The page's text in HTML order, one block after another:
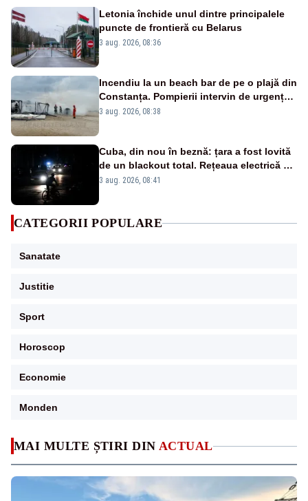
MAI MULTE ȘTIRI DIN ACTUAL
Letonia închide unul dintre principalele
puncte de frontieră cu Belarus
3 aug. 2026, 08:36
Incendiu la un beach bar de pe o plajă din
Constanța. Pompierii intervin de urgență -
VIDEO
3 aug. 2026, 08:38
Cuba, din nou în beznă: țara a fost lovită
de un blackout total. Rețeaua electrică s-
a prăbușit complet
3 aug. 2026, 08:41
CATEGORII POPULARE
Sanatate
Justitie
Sport
Horoscop
Economie
Monden